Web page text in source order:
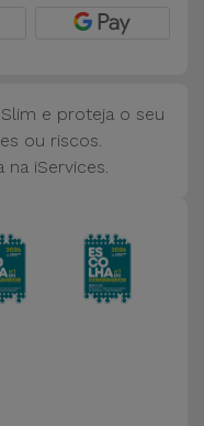
e proteja o seu
ou riscos.
iServices.